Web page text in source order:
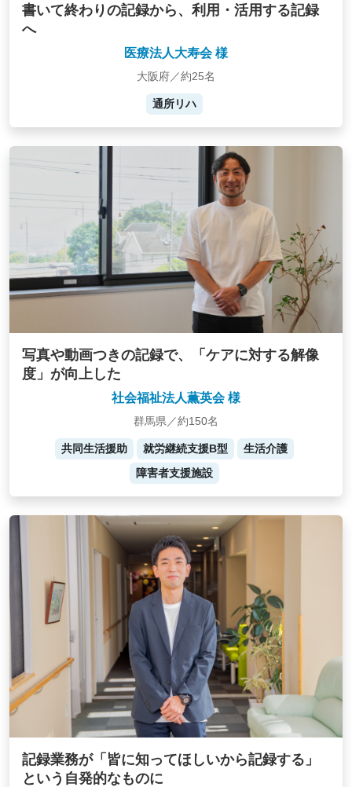
書いて終わりの記録から、利用・活用する記録
へ
医療法人大寿会 様
大阪府／約25名
通所リハ
写真や動画つきの記録で、「ケアに対する解像
度」が向上した
社会福祉法人薫英会 様
群馬県／約150名
共同生活援助 就労継続支援B型
生活介護
障害者支援施設
記録業務が「皆に知ってほしいから記録する」
という自発的なものに